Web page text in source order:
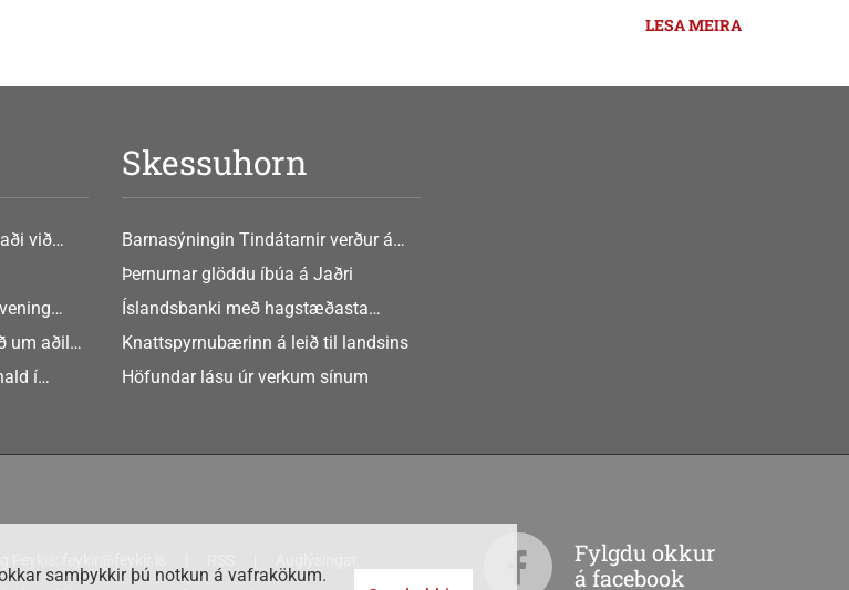
LESA MEIRA
við
um aðild
í
Skessuhorn
Barnasýningin Tindátarnir verður á
Bókasafni Akraness í dag ? tónlist
eftir Soffíu Björg
Þernurnar glöddu íbúa á Jaðri
Íslandsbanki með hagstæðasta
tilboðið
Knattspyrnubærinn á leið til landsins
Höfundar lásu úr verkum sínum
Fylgdu okkur
á facebook
samþykkir þú notkun á vafrakökum.